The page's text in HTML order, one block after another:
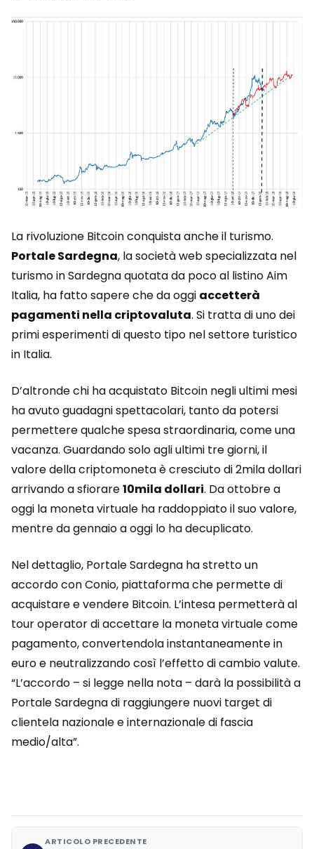
La rivoluzione Bitcoin conquista anche il turismo.
Portale Sardegna, la società web specializzata nel
turismo in Sardegna quotata da poco al listino Aim
Italia, ha fatto sapere che da oggi accetterà
pagamenti nella criptovaluta. Si tratta di uno dei
primi esperimenti di questo tipo nel settore turistico
in Italia.
D’altronde chi ha acquistato Bitcoin negli ultimi mesi
ha avuto guadagni spettacolari, tanto da potersi
permettere qualche spesa straordinaria, come una
vacanza. Guardando solo agli ultimi tre giorni, il
valore della criptomoneta è cresciuto di 2mila dollari
arrivando a sfiorare10mila dollari. Da ottobre a
oggi la moneta virtuale ha raddoppiato il suo valore,
mentre da gennaio a oggi lo ha decuplicato.
Nel dettaglio, Portale Sardegna ha stretto un
accordo con Conio, piattaforma che permette di
acquistare e vendere Bitcoin. L’intesa permetterà al
tour operator di accettare la moneta virtuale come
pagamento, convertendola instantaneamente in
euro e neutralizzando così l’effetto di cambio valute.
“L’accordo – si legge nella nota – darà la possibilità a
Portale Sardegna di raggiungere nuovi target di
clientela nazionale e internazionale di fascia
medio/alta”.
ARTICOLO PRECEDENTE